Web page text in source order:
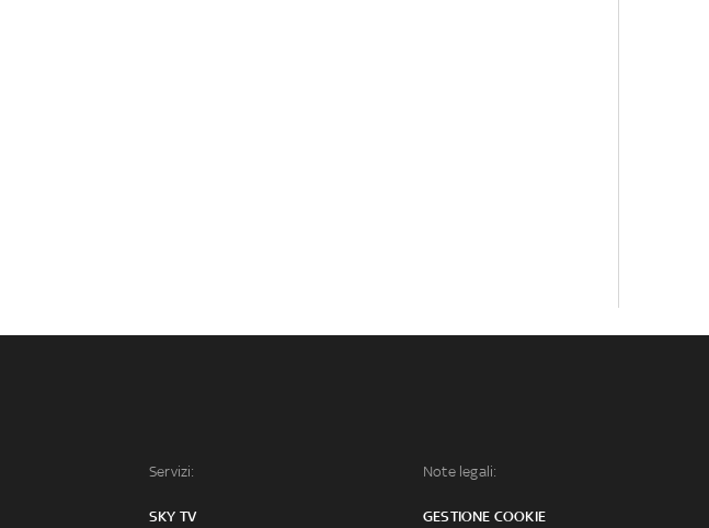
Servizi:
SKY TV
Note legali:
GESTIONE COOKIE